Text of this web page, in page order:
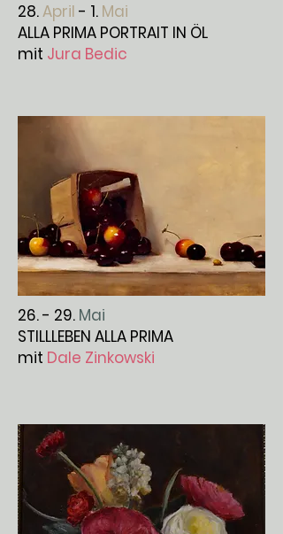
28.April - 1. Mai
ALLA PRIMA PORTRAIT IN ÖL
mit Jura Bedic
26. - 29. Mai
STILLLEBEN ALLA PRIMA
mit Dale Zinkowski